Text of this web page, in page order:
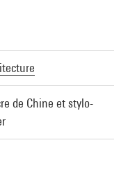
de Chine et stylo-